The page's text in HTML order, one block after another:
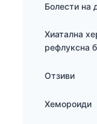
Болести на
Хиатална
рефлуксна
Отзиви
Хемороиди